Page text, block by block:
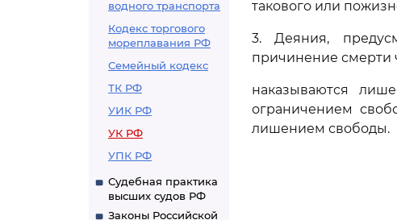
водного транспорта
Кодекс торгового
мореплавания РФ
Семейный кодекс
ТК РФ
УИК РФ
УК РФ
УПК РФ
Судебная практика
высших судов РФ
Законы Российской
такового или
3. Деяния,
причинение смерти
наказываются
ограничением
лишением свободы.